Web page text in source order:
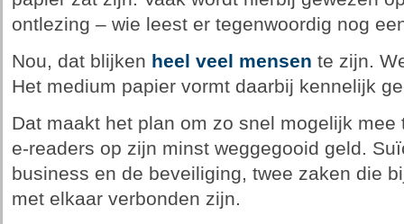
ontlezing – wie leest er tegenwoordig nog
Nou, dat blijken heel veel mensen te zijn.
Het medium papier vormt daarbij kennelijk
Dat maakt het plan om zo snel mogelijk
e-readers op zijn minst weggegooid geld.
business en de beveiliging, twee zaken die
met elkaar verbonden zijn.